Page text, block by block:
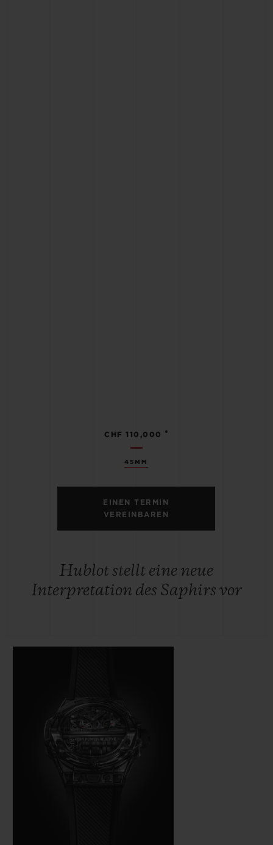
45MM
CHF 110,000 •
EINEN TERMIN
VEREINBAREN
Hublot stellt eine neue
Interpretation des Saphirs vor